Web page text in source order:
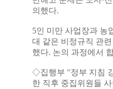
의했다.
5인 미만 사업장과 농
대 같은 비정규직 관
했다. 논의 과정에서
◇집행부 "정부 지침
한 직후 중집위원들